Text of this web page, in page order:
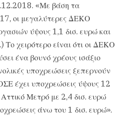
«Με βάση τα
οι μεγαλύτερες ΔΕΚΟ
ύψους 1,1 δισ. ευρώ και
Το χειρότερο είναι ότι οι ΔΕΚΟ
ένα βουνό χρέους ισάξιο
υποχρεώσεις ξεπερνούν
έχει υποχρεώσεις ύψους 12
Μετρό με 2,4 δισ. ευρώ
άνω του 1 δισ. ευρώ».